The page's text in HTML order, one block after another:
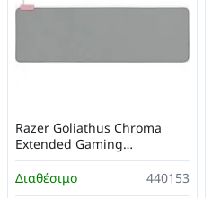
Διαθέσιμο 440153
Razer Goliathus Chroma
Extended Gaming
Mousepad Quartz Pink 920
mm ‎RZ02-02500316-R3M1